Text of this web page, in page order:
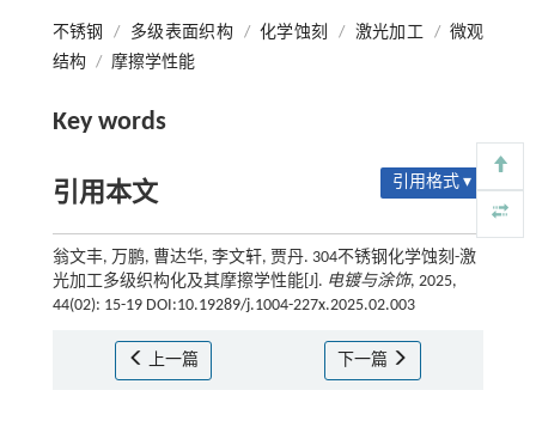
不锈钢 / 多级表面织构 / 化学蚀刻 / 激光加工 / 微观
结构 / 摩擦学性能
Key words
引用本文 引用格式 ▾
翁文丰, 万鹏, 曹达华, 李文轩, 贾丹. 304不锈钢化学蚀刻-激
光加工多级织构化及其摩擦学性能[J]. 电镀与涂饰, 2025,
44(02): 15-19 DOI:10.19289/j.1004-227x.2025.02.003
上一篇 下一篇